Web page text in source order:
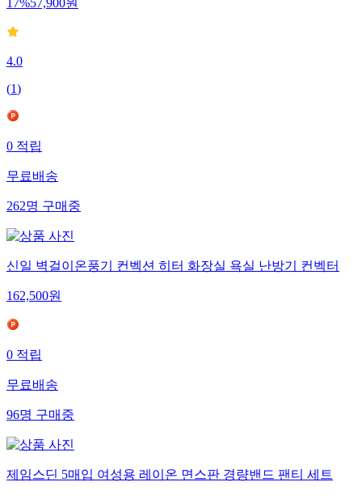
17%57,900원
4.0
(1)
0적립
무료배송
262명구매중
신일 벽걸이온풍기 컨벡션 히터 화장실 욕실 난방기 컨벡터
162,500원
0적립
무료배송
96명구매중
제임스딘 5매입 여성용 레이온 면스판 경량밴드 팬티 세트